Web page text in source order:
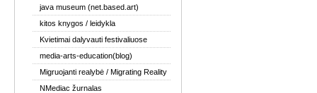
java museum (net.based.art)
kitos knygos / leidykla
Kvietimai dalyvauti festivaliuose
media-arts-education(blog)
Migruojanti realybė / Migrating Reality
NMediac žurnalas